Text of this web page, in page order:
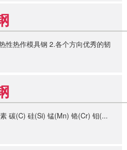
性热作模具钢 2.各个方向优秀的韧
碳(C) 硅(Si) 锰(Mn) 铬(Cr) 钼(...